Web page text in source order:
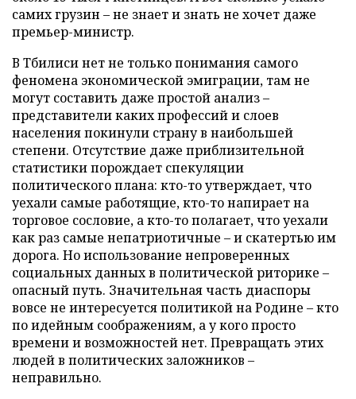
самих грузин – не знает и знать не хочет даже
премьер-министр.
В Тбилиси нет не только понимания самого
феномена экономической эмиграции, там не
могут составить даже простой анализ –
представители каких профессий и слоев
населения покинули страну в наибольшей
степени. Отсутствие даже приблизительной
статистики порождает спекуляции
политического плана: кто-то утверждает, что
уехали самые работящие, кто-то напирает на
торговое сословие, а кто-то полагает, что уехали
как раз самые непатриотичные – и скатертью им
дорога. Но использование непроверенных
социальных данных в политической риторике –
опасный путь. Значительная часть диаспоры
вовсе не интересуется политикой на Родине – кто
по идейным соображениям, а у кого просто
времени и возможностей нет. Превращать этих
людей в политических заложников –
неправильно.